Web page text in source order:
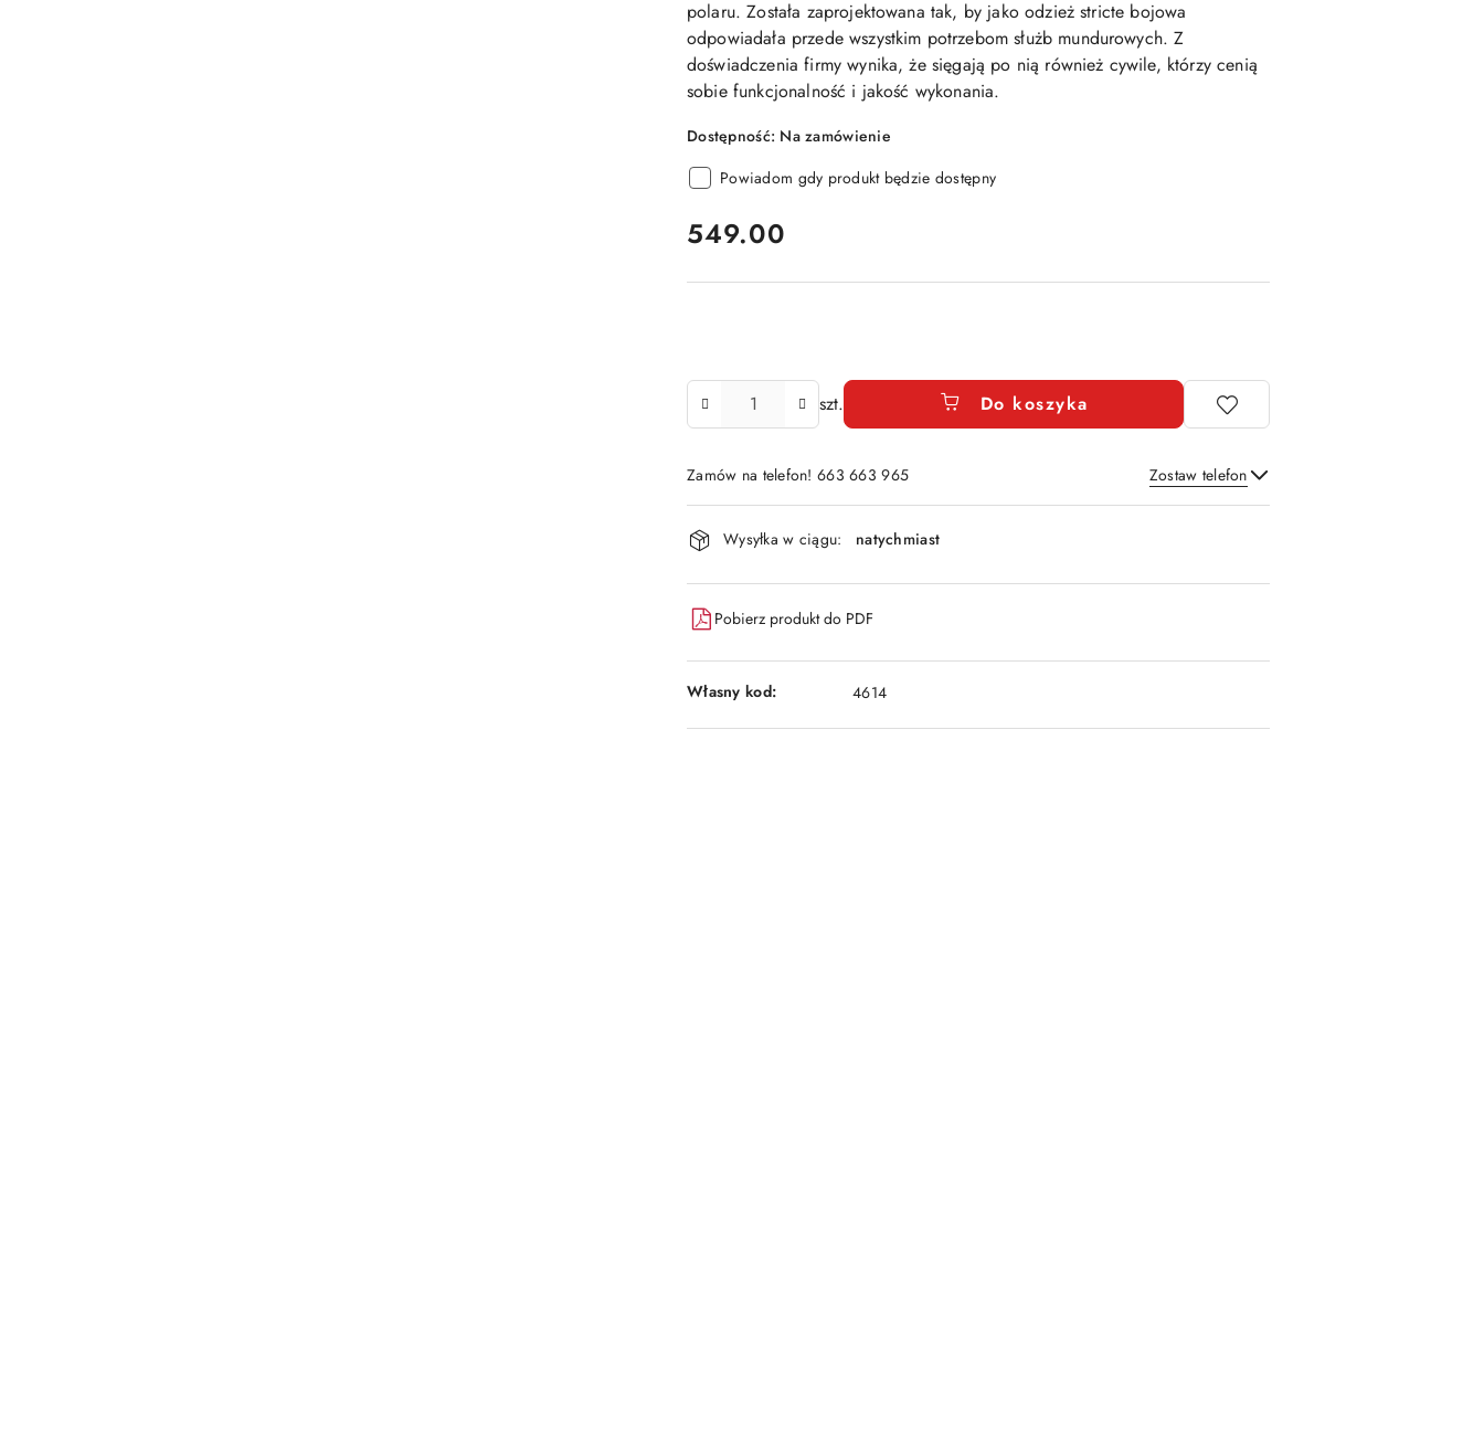
polaru. Została zaprojektowana tak, by jako odzież stricte bojowa
odpowiadała przede wszystkim potrzebom służb mundurowych. Z
doświadczenia firmy wynika, że sięgają po nią również cywile, którzy cenią
sobie funkcjonalność i jakość wykonania.
Dostępność: Na zamówienie
Powiadom gdy produkt będzie dostępny
cena:
549.00
szt. Do koszyka
Zamów na telefon! 663 663 965 Zostaw telefon
Wyślij
Dostępność
i
dostawa
Wysyłka w ciągu: natychmiast
Pobierz produkt do PDF
Własny kod: 4614